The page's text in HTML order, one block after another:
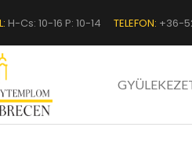
H-Cs: 10-16 P: 10-14 TELEFON: +36-